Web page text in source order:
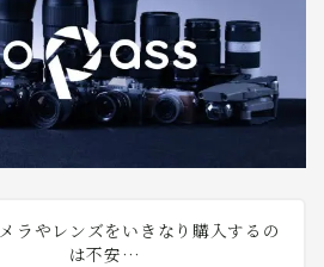
ラやレンズをいきなり購入するの
は不安…